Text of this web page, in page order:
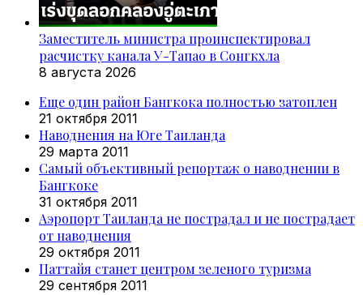
Заместитель министра проинспектировал
расчистку канала У-Тапао в Сонгкхла
8 августа 2026
Еще один район Бангкока полностью затоплен
21 октября 2011
Наводнения на Юге Таиланда
29 марта 2011
Самый объективный репортаж о наводнении в
Бангкоке
31 октября 2011
Аэропорт Таиланда не пострадал и не пострадает
от наводнения
29 октября 2011
Паттайя станет центром зеленого туризма
29 сентября 2011